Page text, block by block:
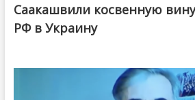
Саакашвили косвенную
РФ в Украину